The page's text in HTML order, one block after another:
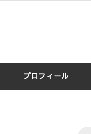
プロフィール